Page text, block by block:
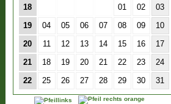
18 01 02 03
19 04 05 06 07 08 09 10
20 11 12 13 14 15 16 17
21 18 19 20 21 22 23 24
22 25 26 27 28 29 30 31